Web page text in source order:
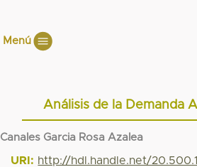
Menú
Análisis de la Demanda
Canales Garcia Rosa Azalea
URI: http://hdl.handle.net/